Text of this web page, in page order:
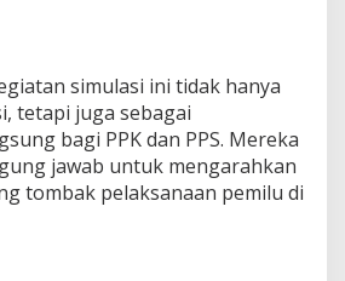
simulasi ini tidak hanya
tetapi juga sebagai
bagi PPK dan PPS. Mereka
jawab untuk mengarahkan
tombak pelaksanaan pemilu di